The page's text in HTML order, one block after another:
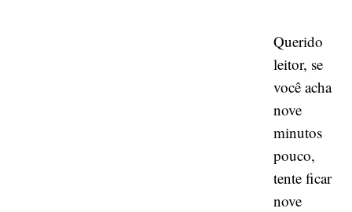
Querido
leitor, se
você acha
nove
minutos
pouco,
tente ficar
nove